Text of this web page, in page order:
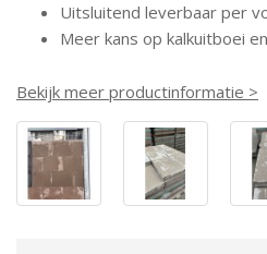
Uitsluitend leverbaar per
Meer kans op kalkuitboei
Bekijk meer productinformatie >